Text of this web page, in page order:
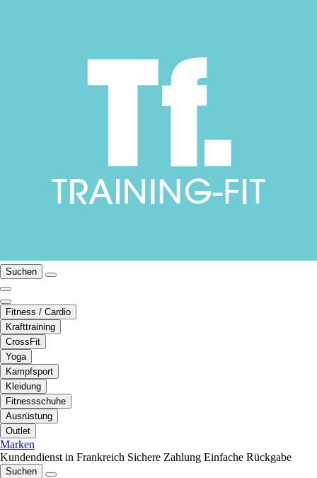
Suchen
Fitness / Cardio
Krafttraining
CrossFit
Yoga
Kampfsport
Kleidung
Fitnessschuhe
Ausrüstung
Outlet
Marken
Kundendienst in Frankreich Sichere Zahlung Einfache Rückgabe
Suchen